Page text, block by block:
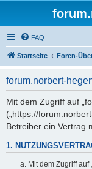
FAQ
Startseite Foren-
forum.norbert-
Mit dem Zugriff auf
(„https://
Betreiber ein Vertrag
1.
Mit dem Zugriff